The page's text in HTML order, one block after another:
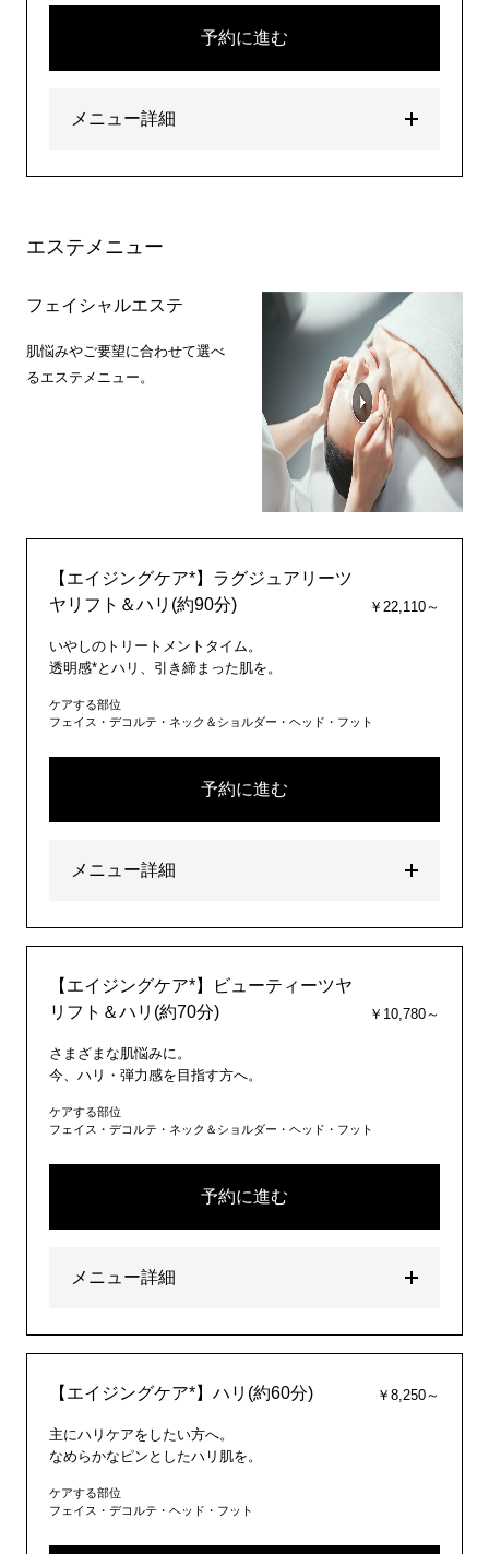
予約に進む
メニュー詳細
エステメニュー
フェイシャルエステ
肌悩みやご要望に合わせて選べ
るエステメニュー。
【エイジングケア*】ラグジュアリーツ
ヤリフト＆ハリ(約90分)
￥22,110～
いやしのトリートメントタイム。
透明感*とハリ、引き締まった肌を。
ケアする部位
フェイス・デコルテ・ネック＆ショルダー・ヘッド・フット
予約に進む
メニュー詳細
【エイジングケア*】ビューティーツヤ
リフト＆ハリ(約70分)
￥10,780～
さまざまな肌悩みに。
今、ハリ・弾力感を目指す方へ。
ケアする部位
フェイス・デコルテ・ネック＆ショルダー・ヘッド・フット
予約に進む
メニュー詳細
【エイジングケア*】ハリ(約60分) ￥8,250～
主にハリケアをしたい方へ。
なめらかなピンとしたハリ肌を。
ケアする部位
フェイス・デコルテ・ヘッド・フット